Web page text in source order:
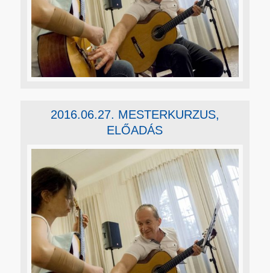
2016.06.27. MESTERKURZUS,
ELŐADÁS